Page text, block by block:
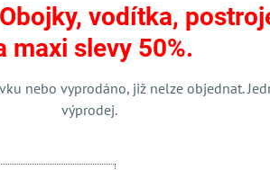
BlueskyPinterestReddit LinkedInWhatsApp
E-
vodítka,
maxi slevy 50%.
nebo vyprodáno, již nelze objednat.
výprodej.